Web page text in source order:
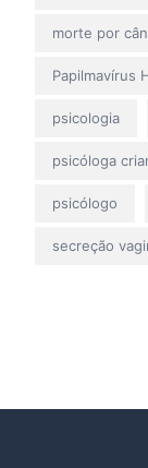
morte por
Papilmavírus
psicologia
psicóloga
psicólogo
secreção